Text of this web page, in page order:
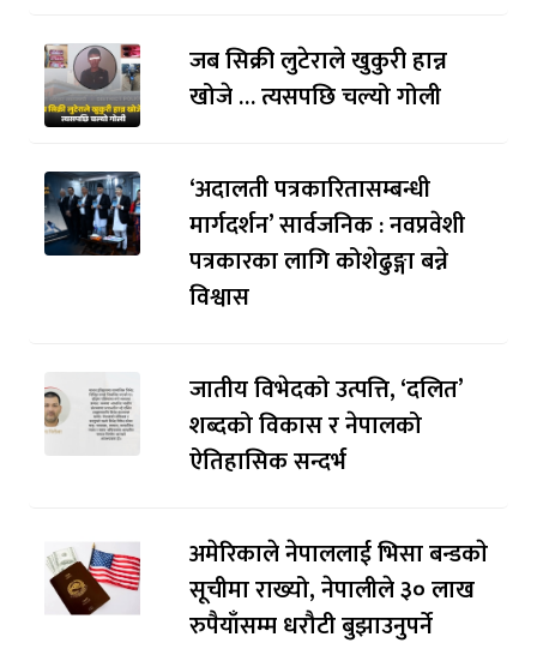
जब सिक्री लुटेराले खुकुरी हान्न
खोजे … त्यसपछि चल्यो गोली
‘अदालती पत्रकारितासम्बन्धी
मार्गदर्शन’ सार्वजनिक : नवप्रवेशी
पत्रकारका लागि कोशेढुङ्गा बन्ने
विश्वास
जातीय विभेदको उत्पत्ति, ‘दलित’
शब्दको विकास र नेपालको
ऐतिहासिक सन्दर्भ
अमेरिकाले नेपाललाई भिसा बन्डकाे
सूचीमा राख्यो, नेपालीले ३० लाख
रुपैयाँसम्म धरौटी बुझाउनुपर्ने